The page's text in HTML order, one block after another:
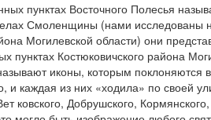
пунктах Восточного Полесья
Смоленщины (нами исследованы
Могилевской области) они
пунктах Костюковичского района
иконы, которым поклоняются
и каждая из них «ходила» по своей
ковского, Добрушского,